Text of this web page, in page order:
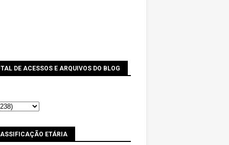
DE ACESSOS E ARQUIVOS DO BLOG
ETÁRIA